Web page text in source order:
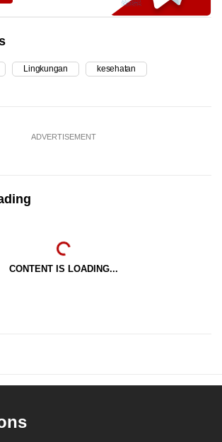
Lingkungan kesehatan
ADVERTISEMENT
CONTENT IS LOADING...